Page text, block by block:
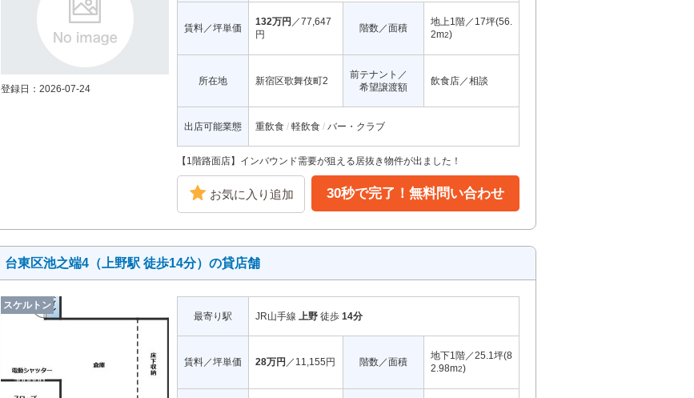
登録日：2026-07-24
賃料／坪単価
132万円 ／77,647
円
階数／面積
地上1階／17坪(56.
2m2)
所在地 新宿区歌舞伎町2
前テナント／
希望譲渡額
飲食店／相談
出店可能業態 重飲食 軽飲食 バー・クラブ
【1階路面店】インバウンド需要が狙える居抜き物件が出ました！
お気に入り追加 30秒で完了！無料問い合わせ
台東区池之端4（上野駅 徒歩14分）の貸店舗
スケルトン
最寄り駅
JR山手線 上野 徒歩 14分
賃料／坪単価 28万円 ／11,155円 階数／面積
地下1階／25.1坪(8
2.98m2)